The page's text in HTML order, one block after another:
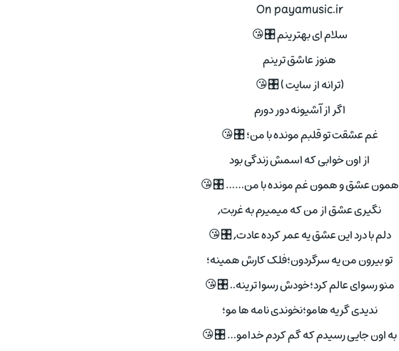
On payamusic.ir
سلام ای بهترینم 🎛😘
هنوز عاشق ترینم
(ترانه از سایت ) 🎛😘
اگر از آشیونه دور دورم
غم عشقت تو قلبم مونده با من؛ 🎛😘
از اون خوابی که اسمش زندگی بود
همون عشق و همون غم مونده با من…… 🎛😘
نگیری عشق از من که میمیرم به غربت,
دلم با درد این عشق یه عمر کرده عادت, 🎛😘
تو بیرون من یه سرگردون؛فلک کارش همینه؛
منو رسوای عالم کرد؛خودش رسوا ترینه.. 🎛😘
ندیدی گریه هامو؛نخوندی نامه ها مو؛
به اون جایی رسیدم که گم کردم خدامو… 🎛😘